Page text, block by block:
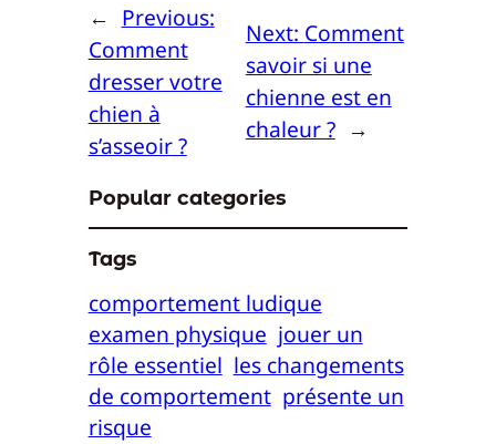
← Previous:
Comment
dresser votre
chien à
s’asseoir ?
Next: Comment
savoir si une
chienne est en
chaleur ? →
Popular categories
Tags
comportement ludique
examen physique jouer un
rôle essentiel les changements
de comportement présente un
risque